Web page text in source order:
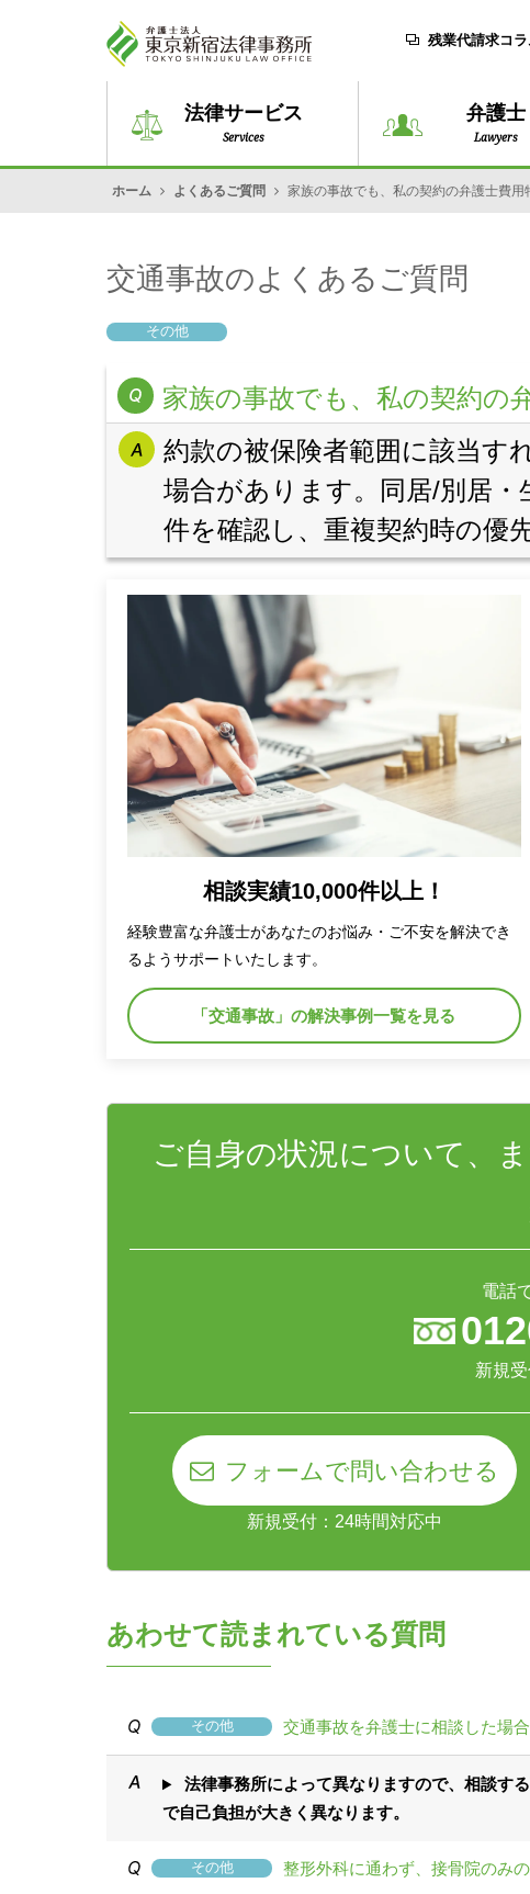
残業代請求コ
法律サービス
Services
弁護士
Lawyers
ホーム よくあるご質問 家族の事故でも、私の契約の弁護士費用
交通事故のよくあるご質問
その他
家族の事故でも、私の契約の
約款の被保険者範囲に該当す
場合があります。同居/別居
件を確認し、重複契約時の優
相談実績10,000件以上！
経験豊富な弁護士があなたのお悩み・ご不安を解決でき
るようサポートいたします。
「交通事故」の解決事例一覧を見る
ご自身の状況について、
電話
新規
フォームで問い合わせる
新規受付：24時間対応中
あわせて読まれている質問
その他 交通事故を弁護士に相談した場
法律事務所によって異なりますので、相談す
で自己負担が大きく異なります。
その他 整形外科に通わず、接骨院のみ